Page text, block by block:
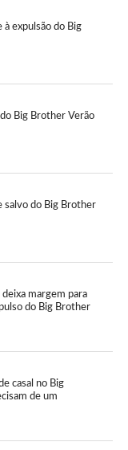
à expulsão do Big
Big Brother Verão
salvo do Big Brother
deixa margem para
do Big Brother
casal no Big
de um